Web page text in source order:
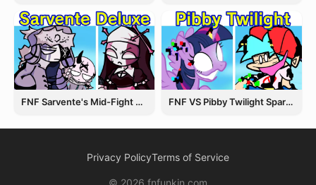
FNF Sarvente's Mid-Fight Masses FNF VS Pibby Twilight Sparkle
Privacy PolicyTerms of Service
© 2026 fnfunkin.com